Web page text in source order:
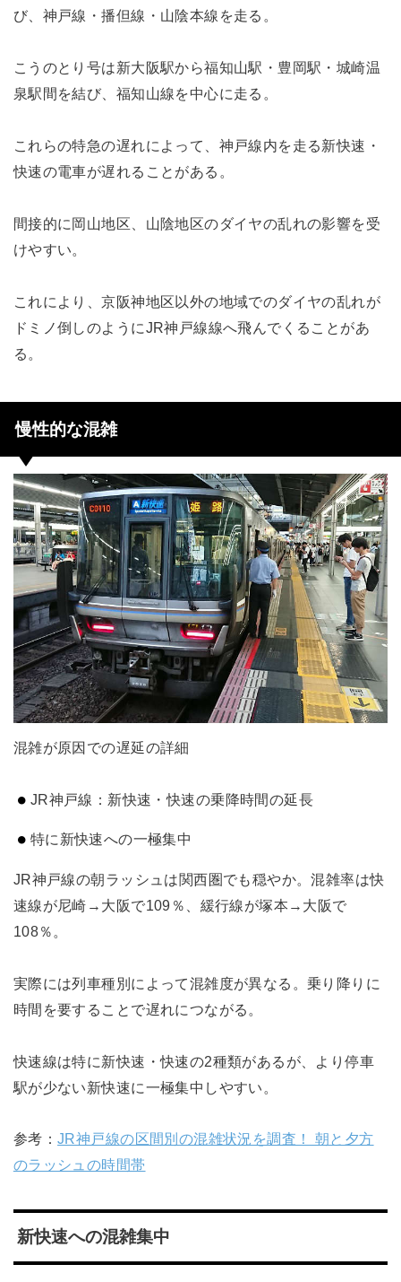
び、神戸線・播但線・山陰本線を走る。
こうのとり号は新大阪駅から福知山駅・豊岡駅・城崎温
泉駅間を結び、福知山線を中心に走る。
これらの特急の遅れによって、神戸線内を走る新快速・
快速の電車が遅れることがある。
間接的に岡山地区、山陰地区のダイヤの乱れの影響を受
けやすい。
これにより、京阪神地区以外の地域でのダイヤの乱れが
ドミノ倒しのようにJR神戸線線へ飛んでくることがあ
る。
慢性的な混雑
混雑が原因での遅延の詳細
JR神戸線：新快速・快速の乗降時間の延長
特に新快速への一極集中
JR神戸線の朝ラッシュは関西圏でも穏やか。混雑率は快
速線が尼崎→大阪で109％、緩行線が塚本→大阪で
108％。
実際には列車種別によって混雑度が異なる。乗り降りに
時間を要することで遅れにつながる。
快速線は特に新快速・快速の2種類があるが、より停車
駅が少ない新快速に一極集中しやすい。
参考：JR神戸線の区間別の混雑状況を調査！ 朝と夕方
のラッシュの時間帯
新快速への混雑集中